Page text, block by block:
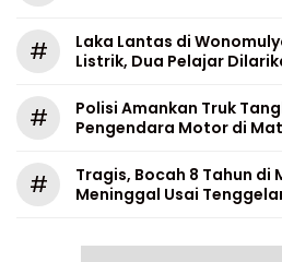
#
Laka Lantas di
Listrik, Dua Pelajar
#
Polisi Amankan Truk
Pengendara Motor di
#
Tragis, Bocah 8 Tahun
Meninggal Usai